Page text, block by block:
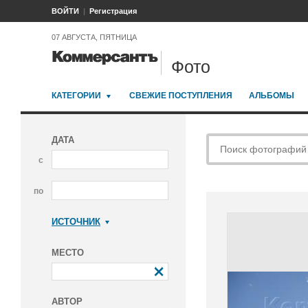
ВОЙТИ Регистрация
07 АВГУСТА, ПЯТНИЦА
Фото
КАТЕГОРИИ СВЕЖИЕ ПОСТУПЛЕНИЯ АЛЬБОМЫ
ДАТА
с
по
ИСТОЧНИК
МЕСТО
АВТОР